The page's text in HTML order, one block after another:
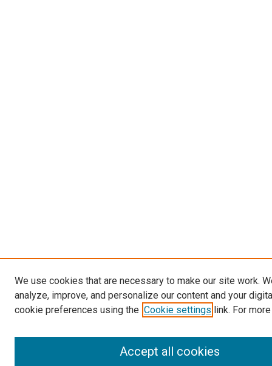
We use cookies that are necessary to make our site work.
analyze, improve, and personalize our content and your
cookie preferences using the Cookie settings link. For
Accept all cookies